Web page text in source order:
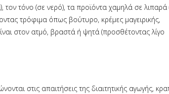
τον τόνο (σε νερό), τα προϊόντα χαμηλά σε λιπαρά
τρόφιμα όπως βούτυρο, κρέμες μαγειρικής,
στον ατμό, βραστά ή ψητά (προσθέτοντας λίγο
στις απαιτήσεις της διαιτητικής αγωγής,